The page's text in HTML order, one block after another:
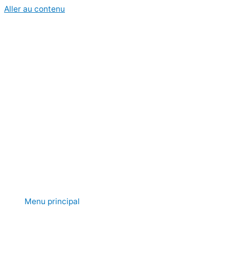
Aller au contenu
Menu principal